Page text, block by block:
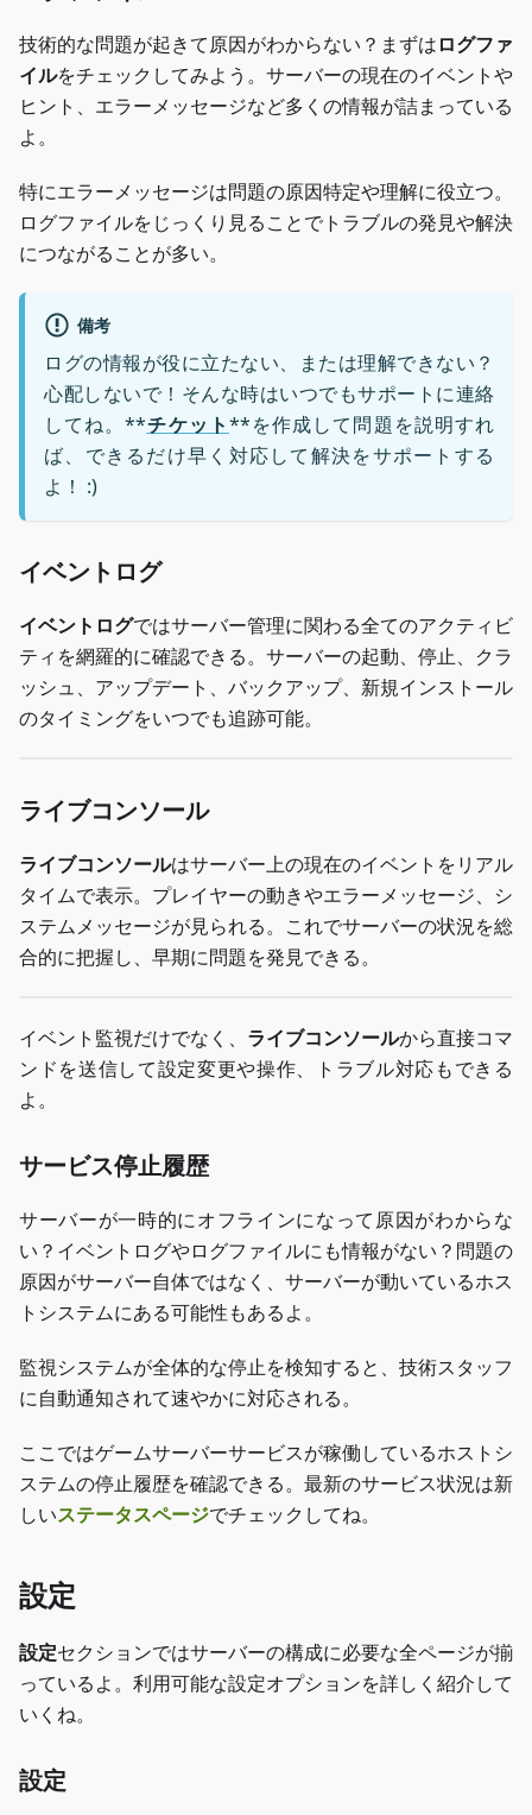
技術的な問題が起きて原因がわからない？まずはログファ
イルをチェックしてみよう。サーバーの現在のイベントや
ヒント、エラーメッセージなど多くの情報が詰まっている
よ。
特にエラーメッセージは問題の原因特定や理解に役立つ。
ログファイルをじっくり見ることでトラブルの発見や解決
につながることが多い。
備考
ログの情報が役に立たない、または理解できない？
心配しないで！そんな時はいつでもサポートに連絡
してね。**チケット**を作成して問題を説明すれ
ば、できるだけ早く対応して解決をサポートする
よ！ :)
イベントログ
イベントログではサーバー管理に関わる全てのアクティビ
ティを網羅的に確認できる。サーバーの起動、停止、クラ
ッシュ、アップデート、バックアップ、新規インストール
のタイミングをいつでも追跡可能。
ライブコンソール
ライブコンソールはサーバー上の現在のイベントをリアル
タイムで表示。プレイヤーの動きやエラーメッセージ、シ
ステムメッセージが見られる。これでサーバーの状況を総
合的に把握し、早期に問題を発見できる。
イベント監視だけでなく、 ライブコンソールから直接コマ
ンドを送信して設定変更や操作、トラブル対応もできる
よ。
サービス停止履歴
サーバーが一時的にオフラインになって原因がわからな
い？イベントログやログファイルにも情報がない？問題の
原因がサーバー自体ではなく、サーバーが動いているホス
トシステムにある可能性もあるよ。
監視システムが全体的な停止を検知すると、技術スタッフ
に自動通知されて速やかに対応される。
ここではゲームサーバーサービスが稼働しているホストシ
ステムの停止履歴を確認できる。最新のサービス状況は新
しいステータスページでチェックしてね。
設定
設定セクションではサーバーの構成に必要な全ページが揃
っているよ。利用可能な設定オプションを詳しく紹介して
いくね。
設定